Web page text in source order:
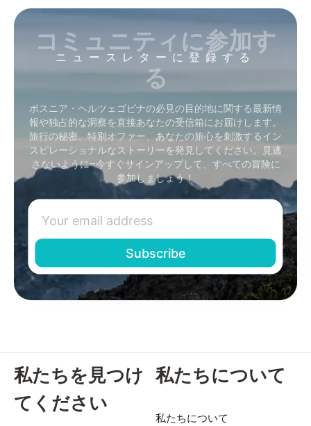
ニュースレターに登録する
コミュニティに参加す
る
ボスニア・ヘルツェゴビナの必見の目的地に関する最新情
報や独占的な洞察を直接あなたの受信箱にお届けします。
旅行の秘密、特別オファー、あなたの旅心を刺激するイン
スピレーショナルなストーリーを発見してください。見逃
さないように–今すぐサインアップして、すべての冒険に
参加しましょう！
私たちを見つけ
てください
私たちについて
私たちについて